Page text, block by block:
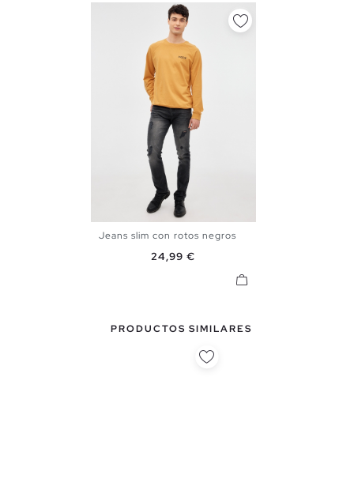
36 38 40 42 44
46
48
Jeans slim con rotos negros
Precio
24,99 €
PRODUCTOS SIMILARES